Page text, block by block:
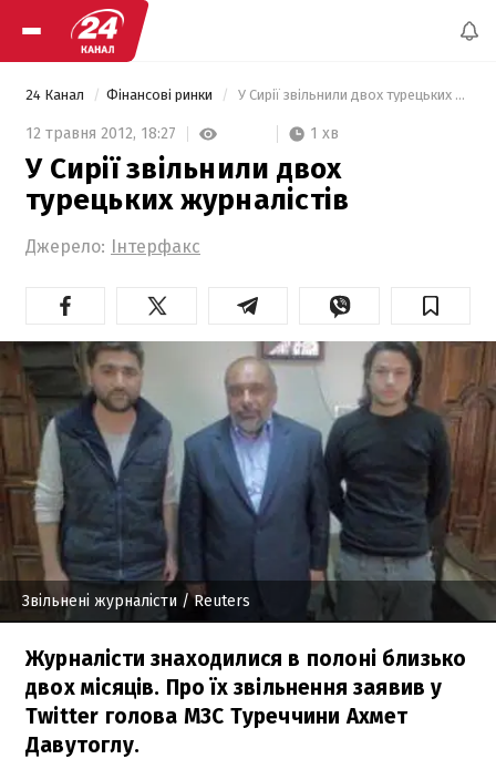
24 Канал Фінансові ринки У Сирії звільнили двох турецьких журналістів
12 травня 2012, 18:27 1 хв
У Сирії звільнили двох
турецьких журналістів
Джерело: Інтерфакс
Звільнені журналісти / Reuters
Журналісти знаходилися в полоні близько
двох місяців. Про їх звільнення заявив у
Twitter голова МЗС Туреччини Ахмет
Давутоглу.